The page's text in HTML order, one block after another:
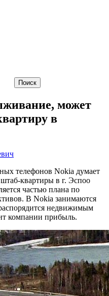
может
в
телефонов Nokia думает
квартиры в г. Эспоо
частью плана по
В Nokia занимаются
недвижимым
компании прибыль.